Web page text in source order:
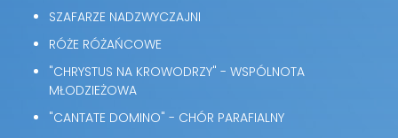
SZAFARZE NADZWYCZAJNI
RÓŻE RÓŻAŃCOWE
"CHRYSTUS NA KROWODRZY" - WSPÓLNOTA
MŁODZIEŻOWA
"CANTATE DOMINO" - CHÓR PARAFIALNY